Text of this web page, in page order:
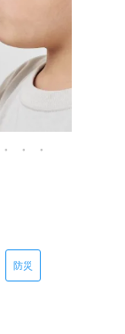
防災